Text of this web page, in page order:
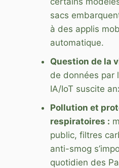
sacs
à des applis
automatique.
Question de la
de données par
IA/IoT suscite
Pollution et
respiratoires :
public, filtres
anti-smog
quotidien des